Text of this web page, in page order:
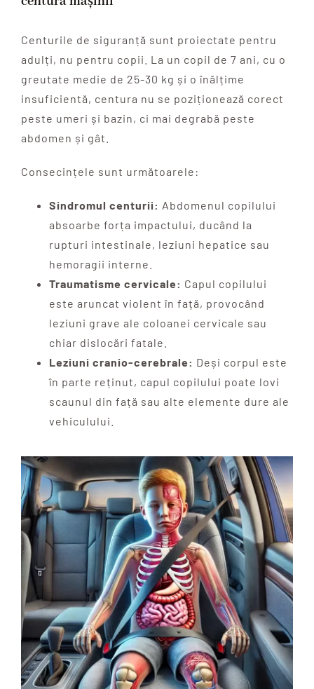
Centurile de siguranță sunt proiectate pentru
adulți, nu pentru copii. La un copil de 7 ani, cu o
greutate medie de 25-30 kg și o înălțime
insuficientă, centura nu se poziționează corect
peste umeri și bazin, ci mai degrabă peste
abdomen și gât.
Consecințele sunt următoarele:
Sindromul centurii: Abdomenul copilului
absoarbe forța impactului, ducând la
rupturi intestinale, leziuni hepatice sau
hemoragii interne.
Traumatisme cervicale: Capul copilului
este aruncat violent în față, provocând
leziuni grave ale coloanei cervicale sau
chiar dislocări fatale.
Leziuni cranio-cerebrale: Deși corpul este
în parte reținut, capul copilului poate lovi
scaunul din față sau alte elemente dure ale
vehiculului.